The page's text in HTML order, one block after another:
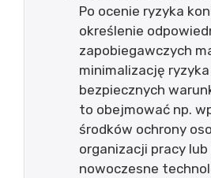
Po ocenie ryzyka
określenie
zapobiegawczych
minimalizację
bezpiecznych
to obejmować np.
środków ochrony
organizacji pracy
nowoczesne